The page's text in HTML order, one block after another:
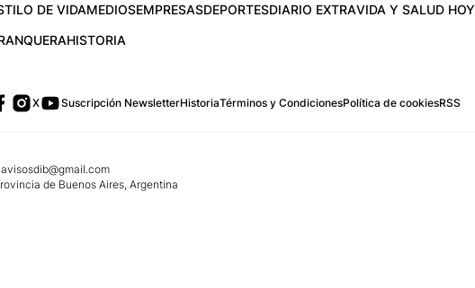
DE VIDAMEDIOSEMPRESASDEPORTESDIARIO EXTRAVIDA Y SALUD HOY
HISTORIA
X Suscripción NewsletterHistoriaTérminos y CondicionesPolítica de cookiesRSS
avisosdib@gmail.com
de Buenos Aires, Argentina